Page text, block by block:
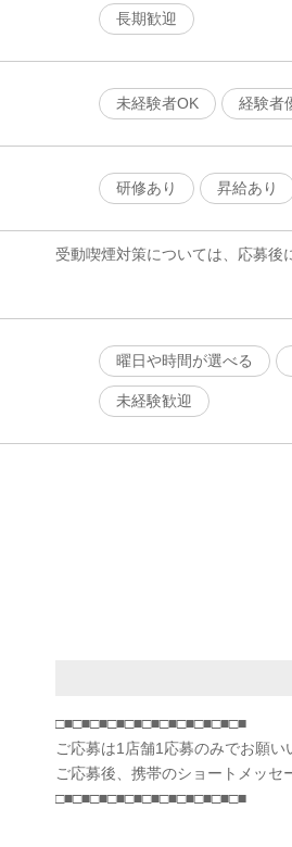
長期歓迎
未経験者OK
経験者
研修あり
昇給あり
受動喫煙対策については、応募後
曜日や時間が選べる
未経験歓迎
□■□■□■□■□■□■□■□■□■□■□■
ご応募は1店舗1応募のみでお願い
ご応募後、携帯のショートメッセ
□■□■□■□■□■□■□■□■□■□■□■